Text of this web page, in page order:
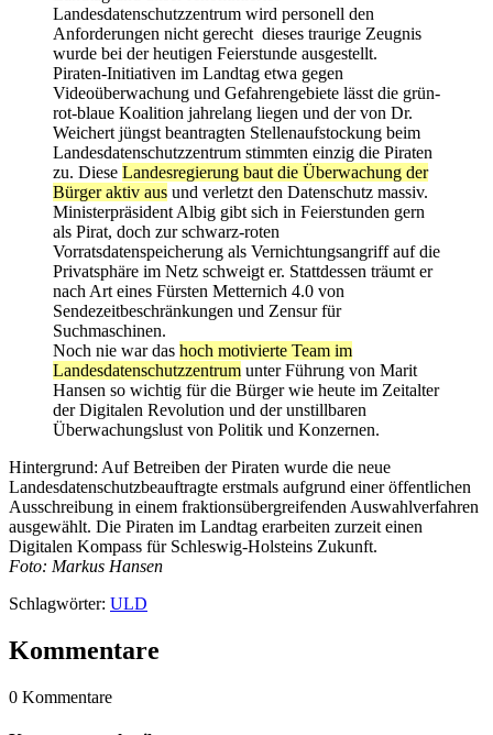
Landesdatenschutzzentrum wird personell den
Anforderungen nicht gerecht ­ dieses traurige Zeugnis
wurde bei der heutigen Feierstunde ausgestellt.
Piraten-Initiativen im Landtag etwa gegen
Videoüberwachung und Gefahrengebiete lässt die grün-
rot-blaue Koalition jahrelang liegen und der von Dr.
Weichert jüngst beantragten Stellenaufstockung beim
Landesdatenschutzzentrum stimmten einzig die Piraten
zu. Diese Landesregierung baut die Überwachung der
Bürger aktiv aus und verletzt den Datenschutz massiv.
Ministerpräsident Albig gibt sich in Feierstunden gern
als Pirat, doch zur schwarz-roten
Vorratsdatenspeicherung als Vernichtungsangriff auf die
Privatsphäre im Netz schweigt er. Stattdessen träumt er
nach Art eines Fürsten Metternich 4.0 von
Sendezeitbeschränkungen und Zensur für
Suchmaschinen.
Noch nie war das hoch motivierte Team im
Landesdatenschutzzentrum unter Führung von Marit
Hansen so wichtig für die Bürger wie heute im Zeitalter
der Digitalen Revolution und der unstillbaren
Überwachungslust von Politik und Konzernen.
Hintergrund: Auf Betreiben der Piraten wurde die neue
Landesdatenschutzbeauftragte erstmals aufgrund einer öffentlichen
Ausschreibung in einem fraktionsübergreifenden Auswahlverfahren
ausgewählt. Die Piraten im Landtag erarbeiten zurzeit einen
Digitalen Kompass für Schleswig-Holsteins Zukunft.
Foto: Markus Hansen
Schlagwörter: ULD
Kommentare
0 Kommentare